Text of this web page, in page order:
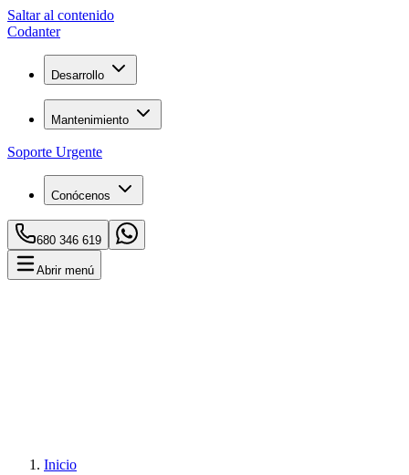
Saltar al contenido
Codanter
Desarrollo
Mantenimiento
Soporte Urgente
Conócenos
680 346 619
Abrir menú
Inicio